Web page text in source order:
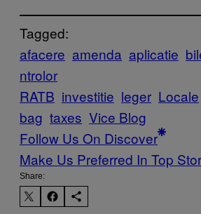
Tagged:
afacere amenda aplicatie
ntrolor
RATB investitie leger Locale
bag taxes Vice Blog
Follow Us On Discover
Make Us Preferred In Top
Share: